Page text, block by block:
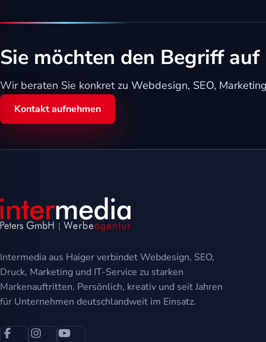
Sie möchten den Begriff
Wir beraten Sie konkret zu Webdesign, SEO,
Kontakt aufnehmen
Intermedia aus Haiger verbindet Webdesign, SEO,
Druck, Marketing und IT-Service zu starken
Markenauftritten. Persönlich, kreativ und seit Jahren
für Unternehmen deutschlandweit im Einsatz.